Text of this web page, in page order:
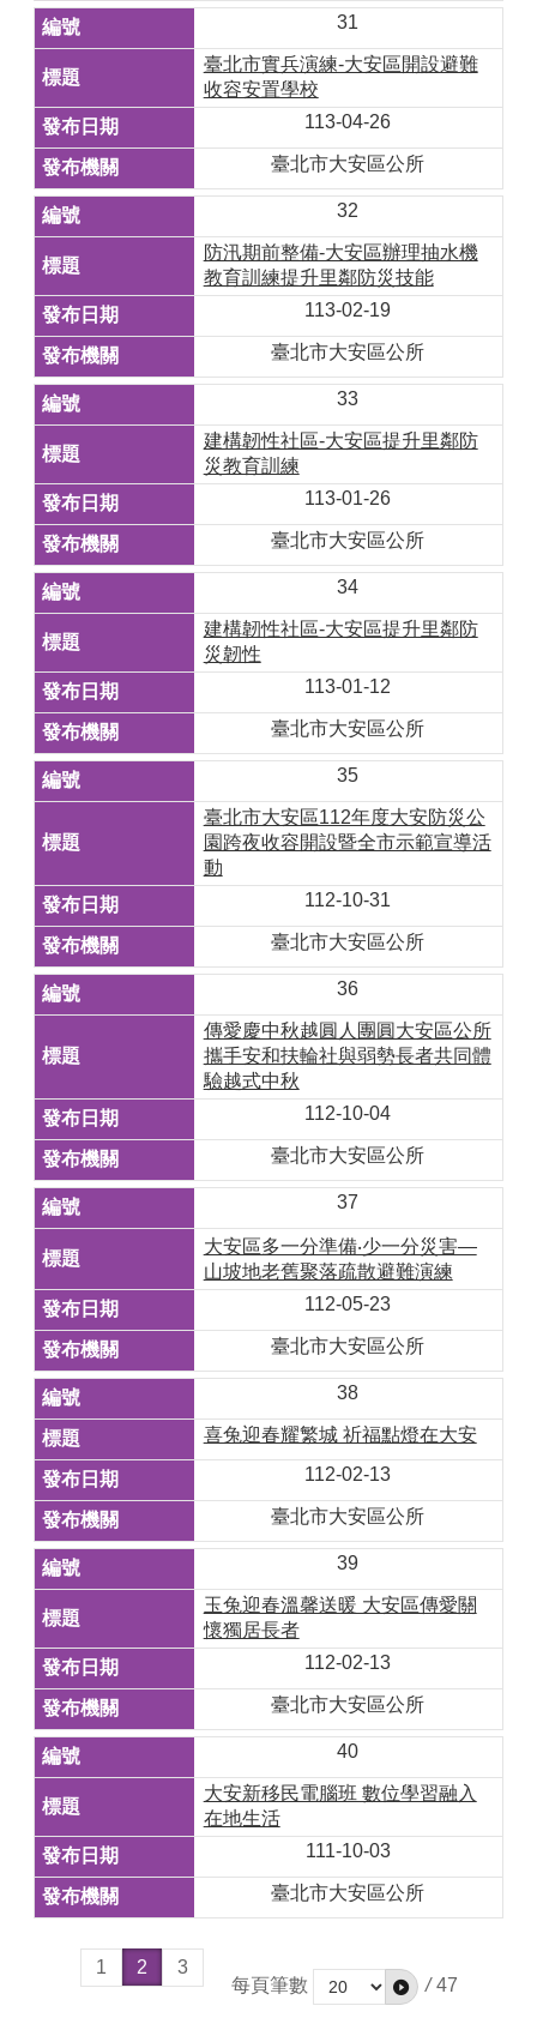
31
臺北市實兵演練-大安區開設避難
收容安置學校
113-04-26
臺北市大安區公所
32
防汛期前整備-大安區辦理抽水機
教育訓練提升里鄰防災技能
113-02-19
臺北市大安區公所
33
建構韌性社區-大安區提升里鄰防
災教育訓練
113-01-26
臺北市大安區公所
34
建構韌性社區-大安區提升里鄰防
災韌性
113-01-12
臺北市大安區公所
35
臺北市大安區112年度大安防災公
園跨夜收容開設暨全市示範宣導活
動
112-10-31
臺北市大安區公所
36
傳愛慶中秋越圓人團圓大安區公所
攜手安和扶輪社與弱勢長者共同體
驗越式中秋
112-10-04
臺北市大安區公所
37
大安區多一分準備‧少一分災害—
山坡地老舊聚落疏散避難演練
112-05-23
臺北市大安區公所
38
喜兔迎春耀繁城 祈福點燈在大安
112-02-13
臺北市大安區公所
39
玉兔迎春溫馨送暖 大安區傳愛關
懷獨居長者
112-02-13
臺北市大安區公所
40
大安新移民電腦班 數位學習融入
在地生活
111-10-03
臺北市大安區公所
1 2
3
每頁筆數
/ 47